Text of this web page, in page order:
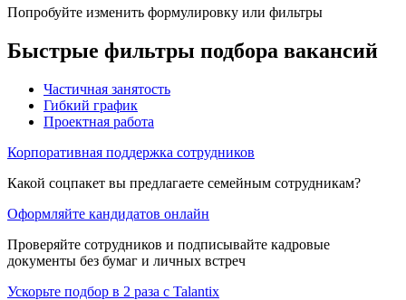
Попробуйте изменить формулировку или фильтры
Быстрые фильтры подбора вакансий
Частичная занятость
Гибкий график
Проектная работа
Корпоративная поддержка сотрудников
Какой соцпакет вы предлагаете семейным сотрудникам?
Оформляйте кандидатов онлайн
Проверяйте сотрудников и подписывайте кадровые
документы без бумаг и личных встреч
Ускорьте подбор в 2 раза с Talantix